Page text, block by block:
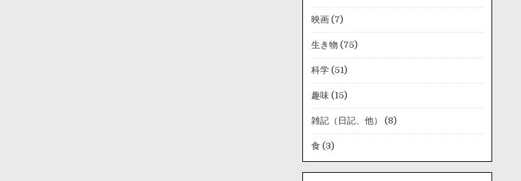
映画(7)
生き物 (75)
科学(51)
趣味(15)
雑記（日記、他） (8)
食 (3)